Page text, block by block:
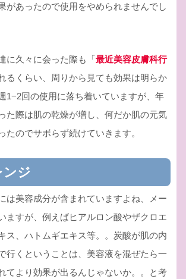
があったので使用をやめられませんでし
に久々に会った際も「最近美容皮膚科行
るくらい、周りから見ても効果は明らか
1−2回の使用に落ち着いていますが、年
た際は肌の乾燥が増し、何だか肌の元気
たのでサボらず続けていきます。
ンジ
は美容成分が含まれていますよね、メー
ますが、例えばヒアルロン酸やザクロエ
ス、ハトムギエキス等。。炭酸が肌の内
行くということは、美容液を混ぜたら一
てより効果が出るんじゃないか。。と考